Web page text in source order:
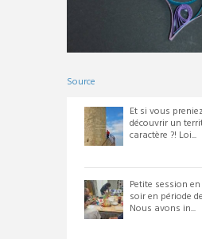
Source
Et si vous
découvrir un
caractère ?! Loi...
Petite session
soir en période
Nous avons in...